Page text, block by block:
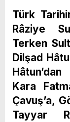
Türk
Râziye
Terken
Dilşad
Kara
Çavuş’a,
Tayyar